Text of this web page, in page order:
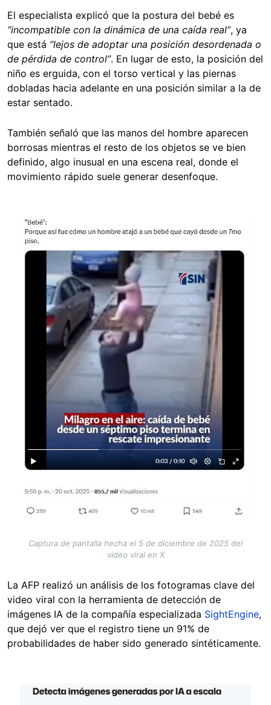
El especialista explicó que la postura del bebé es
“incompatible con la dinámica de una caída real”, ya
que está “lejos de adoptar una posición desordenada o
de pérdida de control”. En lugar de esto, la posición del
niño es erguida, con el torso vertical y las piernas
dobladas hacia adelante en una posición similar a la de
estar sentado.
También señaló que las manos del hombre aparecen
borrosas mientras el resto de los objetos se ve bien
definido, algo inusual en una escena real, donde el
movimiento rápido suele generar desenfoque.
Image
Captura de pantalla hecha el 5 de diciembre de 2025 del
video viral en X
La AFP realizó un análisis de los fotogramas clave del
video viral con la herramienta de detección de
imágenes IA de la compañía especializada SightEngine,
que dejó ver que el registro tiene un 91% de
probabilidades de haber sido generado sintéticamente.
Image